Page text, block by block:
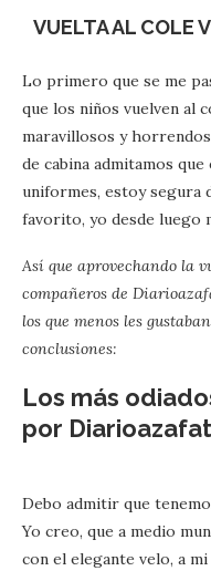
VUELTA AL COLE
Lo primero que se me
que los niños vuelven al
maravillosos y
de cabina admitamos
uniformes, estoy segura
favorito, yo desde luego
Así que aprovechando la
compañeros de
los que menos les
conclusiones:
Los más
por
Debo admitir que
Yo creo, que a medio
con el elegante velo, a